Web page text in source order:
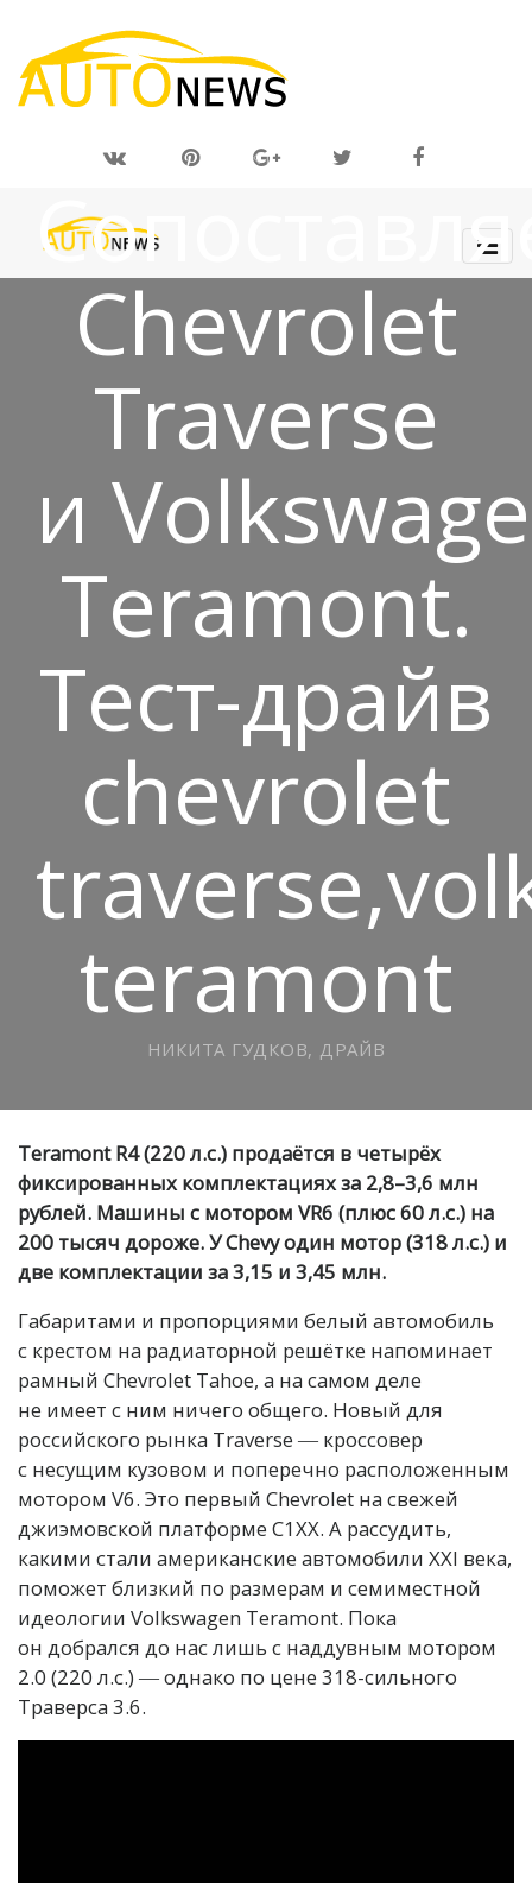
03 ОКТ 2018
Chevrolet
Traverse
и
Teramont.
Тест-драйв
chevrolet
teramont
НИКИТА ГУДКОВ, ДРАЙВ
Teramont R4 (220 л.с.) продаётся в четырёх
фиксированных комплектациях за 2,8–3,6 млн
рублей. Машины с мотором VR6 (плюс 60 л.с.) на
200 тысяч дороже. У Chevy один мотор (318 л.с.) и
две комплектации за 3,15 и 3,45 млн.
Габаритами и пропорциями белый автомобиль
с крестом на радиаторной решётке напоминает
рамный Chevrolet Tahoe, а на самом деле
не имеет с ним ничего общего. Новый для
российского рынка Traverse ― кроссовер
с несущим кузовом и поперечно расположенным
мотором V6. Это первый Chevrolet на свежей
джиэмовской платформе C1XX. А рассудить,
какими стали американские автомобили XXI века,
поможет близкий по размерам и семиместной
идеологии Volkswagen Teramont. Пока
он добрался до нас лишь с наддувным мотором
2.0 (220 л.с.) ― однако по цене 318-сильного
Траверса 3.6.